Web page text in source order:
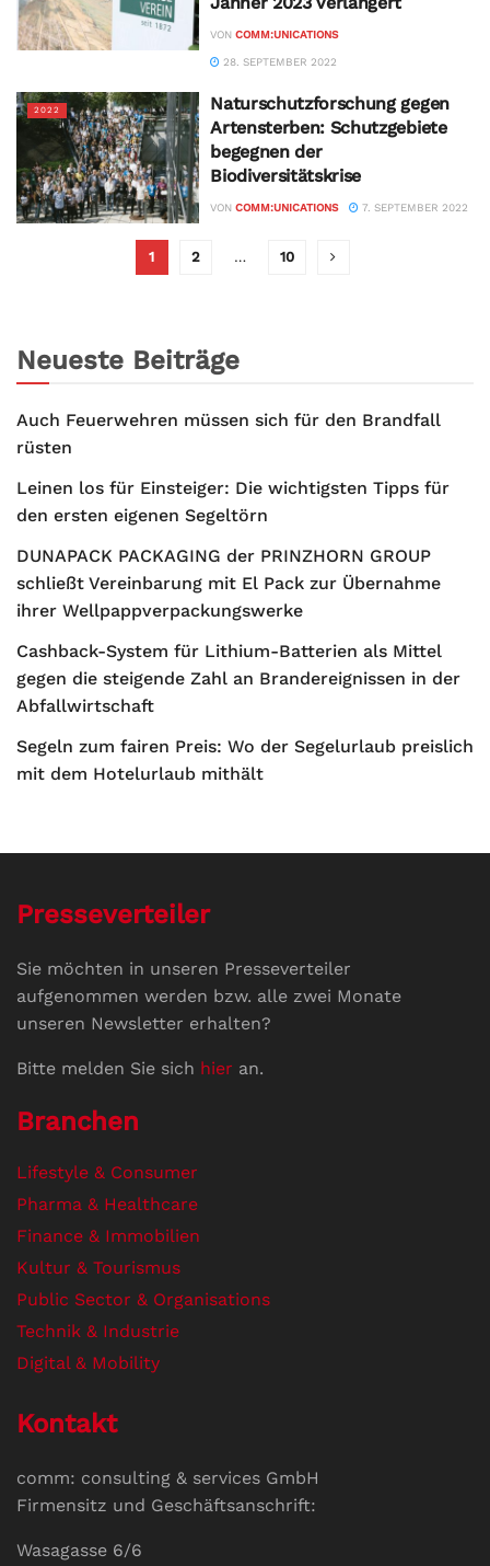
VON COMM:UNICATIONS
28. SEPTEMBER 2022
2022
Naturschutzforschung gegen
Artensterben: Schutzgebiete
begegnen der
Biodiversitätskrise
VON COMM:UNICATIONS 7. SEPTEMBER 2022
1 2 … 10
Neueste Beiträge
Auch Feuerwehren müssen sich für den Brandfall
rüsten
Leinen los für Einsteiger: Die wichtigsten Tipps für
den ersten eigenen Segeltörn
DUNAPACK PACKAGING der PRINZHORN GROUP
schließt Vereinbarung mit El Pack zur Übernahme
ihrer Wellpappverpackungswerke
Cashback-System für Lithium-Batterien als Mittel
gegen die steigende Zahl an Brandereignissen in der
Abfallwirtschaft
Segeln zum fairen Preis: Wo der Segelurlaub preislich
mit dem Hotelurlaub mithält
Presseverteiler
Sie möchten in unseren Presseverteiler
aufgenommen werden bzw. alle zwei Monate
unseren Newsletter erhalten?
Bitte melden Sie sich hier an.
Branchen
Lifestyle & Consumer
Pharma & Healthcare
Finance & Immobilien
Kultur & Tourismus
Public Sector & Organisations
Technik & Industrie
Digital & Mobility
Kontakt
comm: consulting & services GmbH
Firmensitz und Geschäftsanschrift:
Wasagasse 6/6